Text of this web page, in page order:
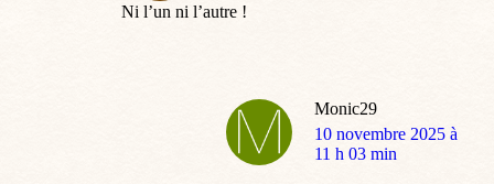
Ni l’un ni l’autre !
Monic29
dit
:
10 novembre 2025 à
11 h 03 min